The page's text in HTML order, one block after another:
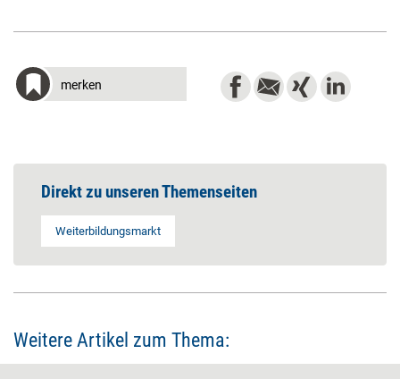
merken
Direkt zu unseren Themenseiten
Weiterbildungsmarkt
Weitere Artikel zum Thema: